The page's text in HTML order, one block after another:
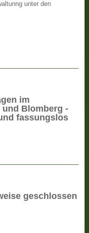
unter den
im
Blomberg -
fassungslos
geschlossen